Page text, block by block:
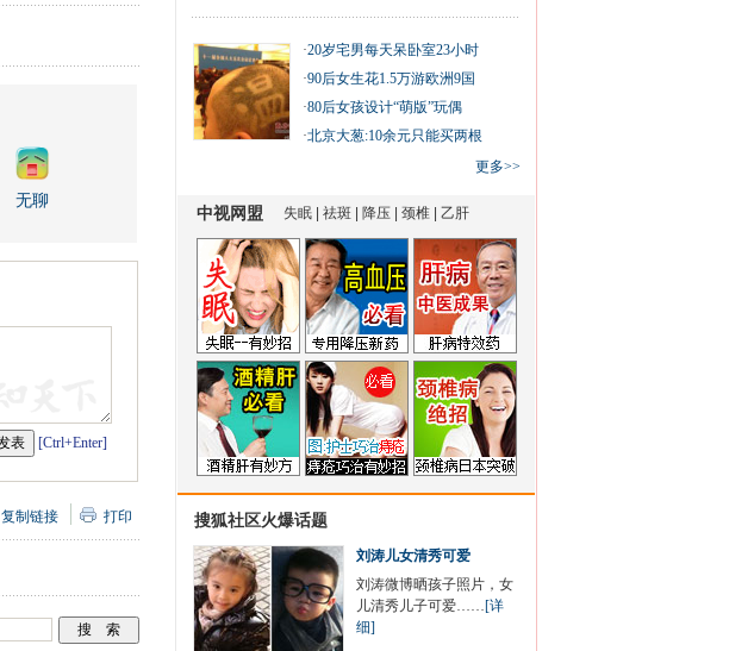
无聊
[Ctrl+Enter]
复制链接 打印
·20岁宅男每天呆卧室23小时
·90后女生花1.5万游欧洲9国
·80后女孩设计“萌版”玩偶
·北京大葱:10余元只能买两根
更多>>
搜狐社区火爆话题
刘涛儿女清秀可爱
刘涛微博晒孩子照片，女
儿清秀儿子可爱……[详
细]